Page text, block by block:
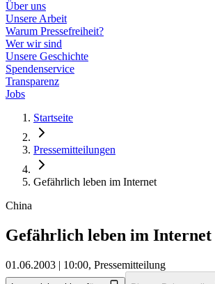
Über uns
Unsere Arbeit
Warum Pressefreiheit?
Wer wir sind
Unsere Geschichte
Spendenservice
Transparenz
Jobs
Startseite
Pressemitteilungen
Gefährlich leben im Internet
China
Gefährlich leben im Internet
01.06.2003 | 10:00, Pressemitteilung